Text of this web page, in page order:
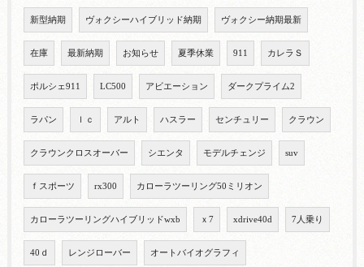
新型納期 ヴォクシーハイブリッド納期 ヴォクシー納期最新
在庫 最新納期 お知らせ 夏季休業 911 カレラＳ
ポルシェ911 LC500 アビエーション ダークプライム2
ラパン ｌｃ アルト ハスラー センチュリー クラウン
クラウンクロスオーバー シエンタ モデルチェンジ suv
ｆスポーツ rx300 カローラツーリング50ミリオン
カローラツーリングハイブリッドwxb ｘ7 xdrive40d 7人乗り
40ｄ レンジローバー オートバイオグラフィ